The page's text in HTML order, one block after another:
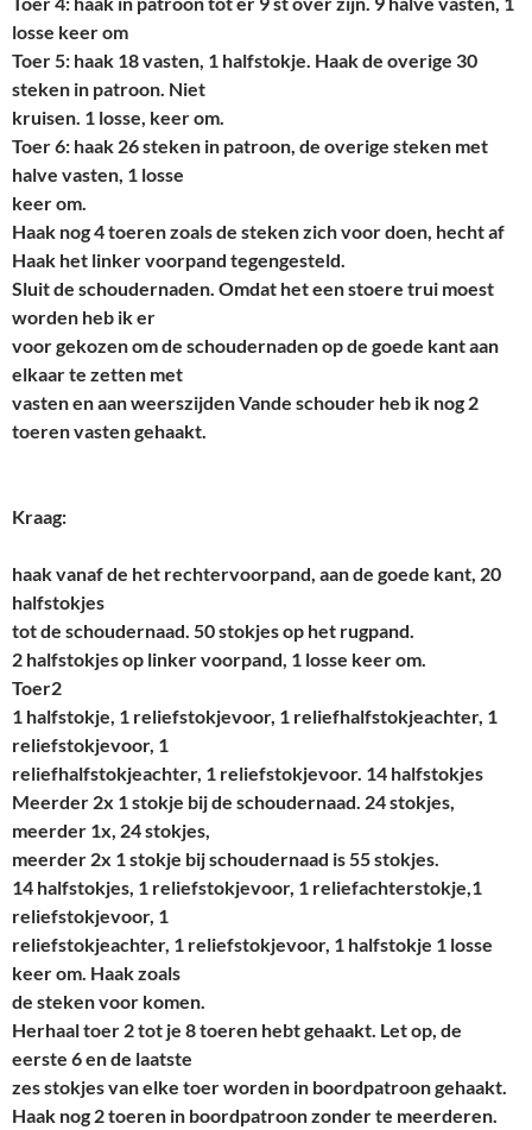
losse keer om
Toer 5: haak 18 vasten, 1 halfstokje. Haak de overige 30
steken in patroon. Niet
kruisen. 1 losse, keer om.
Toer 6: haak 26 steken in patroon, de overige steken met
halve vasten, 1 losse
keer om.
Haak nog 4 toeren zoals de steken zich voor doen, hecht af
Haak het linker voorpand tegengesteld.
Sluit de schoudernaden. Omdat het een stoere trui moest
worden heb ik er
voor gekozen om de schoudernaden op de goede kant aan
elkaar te zetten met
vasten en aan weerszijden Vande schouder heb ik nog 2
toeren vasten gehaakt.
Kraag:
haak vanaf de het rechtervoorpand, aan de goede kant, 20
halfstokjes
tot de schoudernaad. 50 stokjes op het rugpand.
2 halfstokjes op linker voorpand, 1 losse keer om.
Toer2
1 halfstokje, 1 reliefstokjevoor, 1 reliefhalfstokjeachter, 1
reliefstokjevoor, 1
reliefhalfstokjeachter, 1 reliefstokjevoor. 14 halfstokjes
Meerder 2x 1 stokje bij de schoudernaad. 24 stokjes,
meerder 1x, 24 stokjes,
meerder 2x 1 stokje bij schoudernaad is 55 stokjes.
14 halfstokjes, 1 reliefstokjevoor, 1 reliefachterstokje,1
reliefstokjevoor, 1
reliefstokjeachter, 1 reliefstokjevoor, 1 halfstokje 1 losse
keer om. Haak zoals
de steken voor komen.
Herhaal toer 2 tot je 8 toeren hebt gehaakt. Let op, de
eerste 6 en de laatste
zes stokjes van elke toer worden in boordpatroon gehaakt.
Haak nog 2 toeren in boordpatroon zonder te meerderen.